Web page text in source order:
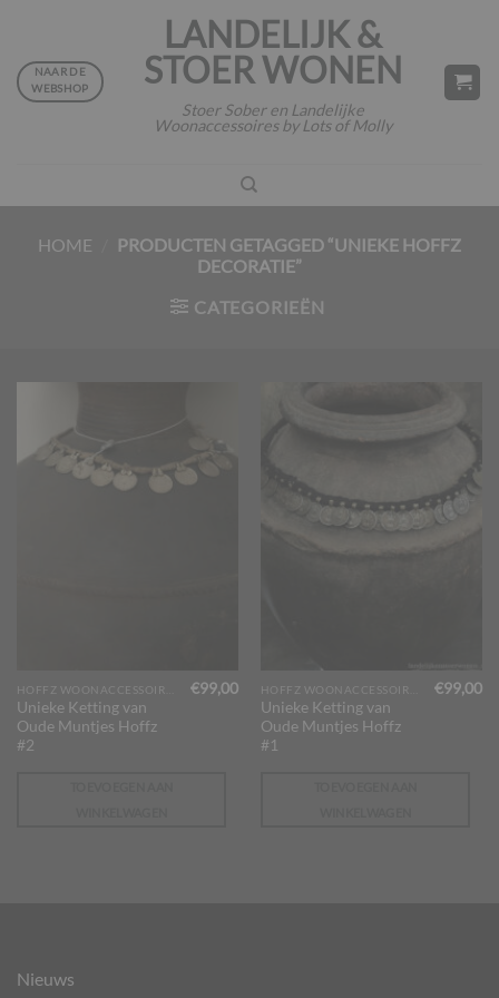
inhoud
LANDELIJK &
STOER WONEN
Stoer Sober en Landelijke
Woonaccessoires by Lots of Molly
NAAR DE
WEBSHOP
HOME
PRODUCTEN GETAGGED “UNIEKE HOFFZ
DECORATIE”
CATEGORIEËN
Unieke Ketting van
Oude Muntjes Hoffz
#2
€99,00
Unieke Ketting van
Oude Muntjes Hoffz
#1
€99,00
Nieuws